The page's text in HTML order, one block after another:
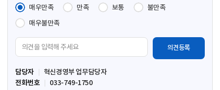
매우만족
만족 보통
불만족
매우불만족
견
입
력
담당자
혁신경영부 업무담당자
전화번호
033-749-1750